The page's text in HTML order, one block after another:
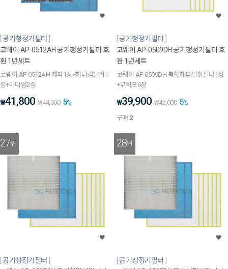
공기청정기필터
코웨이 AP-0512AH 공기청정기필터 호
환 1년세트
코웨이 AP-0512AH 헤파1장+허니컴탈취1
장+미디엄2장
₩41,800 ₩44,000 5%
공기청정기필터
코웨이 AP-0509DH 공기청정기필터 호
환 1년세트
코웨이 AP-0509DH 복합헤파탈취필터1장
+부직포6장
₩39,900 ₩42,000 5%
구매 2
27위
공기청정기필터
28위
공기청정기필터